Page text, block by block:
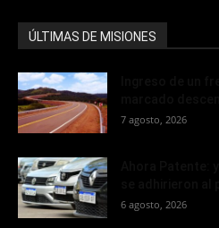
ÚLTIMAS DE MISIONES
7 agosto, 2026
6 agosto, 2026